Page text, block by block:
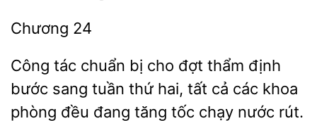
Công tác chuẩn bị cho đợt
định
bước sang
thứ hai, tất cả các khoa
phòng
đang tăng tốc chạy nước rút.